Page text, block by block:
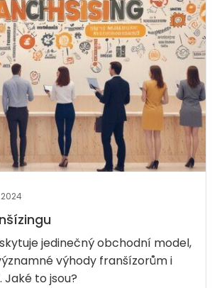
jedinečný obchodní model,
výhody franšízorům i
to jsou?